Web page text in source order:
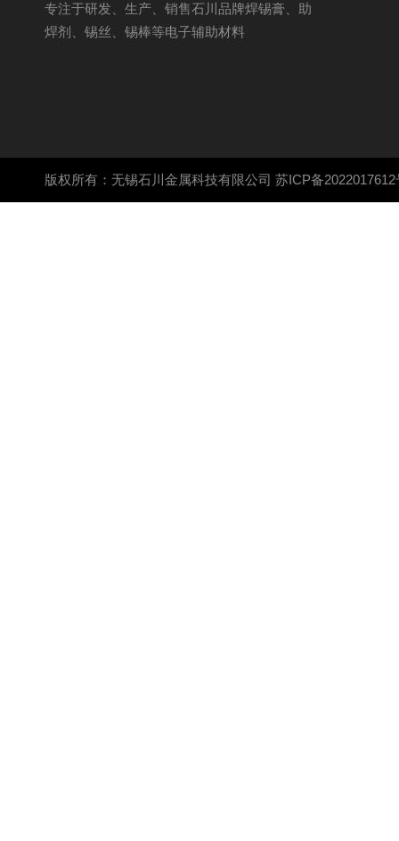
专注于研发、生产、销售石川品牌焊锡膏、助
焊剂、锡丝、锡棒等电子辅助材料
版权所有：无锡石川金属科技有限公司 苏ICP备2022017612